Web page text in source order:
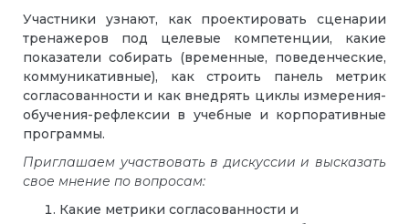
Участники узнают, как проектировать сценарии
тренажеров под целевые компетенции, какие
показатели собирать (временные, поведенческие,
коммуникативные), как строить панель метрик
согласованности и как внедрять циклы измерения-
обучения-рефлексии в учебные и корпоративные
программы.
Приглашаем участвовать в дискуссии и высказать
свое мнение по вопросам:
Какие метрики согласованности и